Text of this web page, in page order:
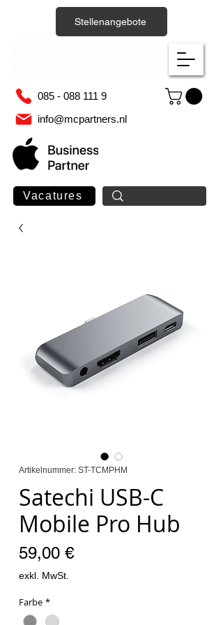
085 - 088 111 9
info@mcpartners.nl
Vacatures
Stellenangebote
Artikelnummer: ST-TCMPHM
Satechi USB-C
Mobile Pro Hub
59,00 €Preis
exkl. MwSt.
Farbe *